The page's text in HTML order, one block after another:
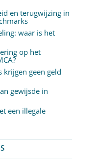
en terugwijzing in
waar is het
op het
krijgen geen geld
gewijsde in
een illegale